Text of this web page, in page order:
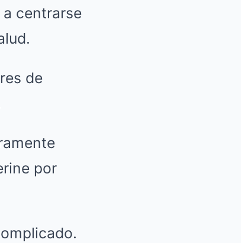
centrarse
de
por